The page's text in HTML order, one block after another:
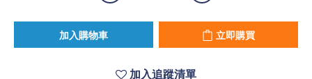
加入購物車 立即購買
加入追蹤清單